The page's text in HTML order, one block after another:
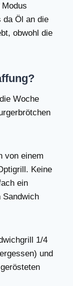
da Öl an die
obwohl die
Woche
von einem
Keine
ein
Sandwich
1/4
und